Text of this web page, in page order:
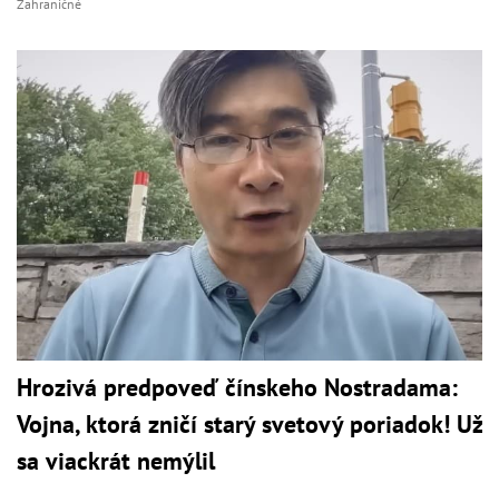
Zahraničné
Hrozivá predpoveď čínskeho Nostradama:
Vojna, ktorá zničí starý svetový poriadok! Už
sa viackrát nemýlil